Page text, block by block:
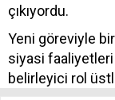
çıkıyordu.
Yeni göreviyle
siyasi faaliyetleri
belirleyici rol